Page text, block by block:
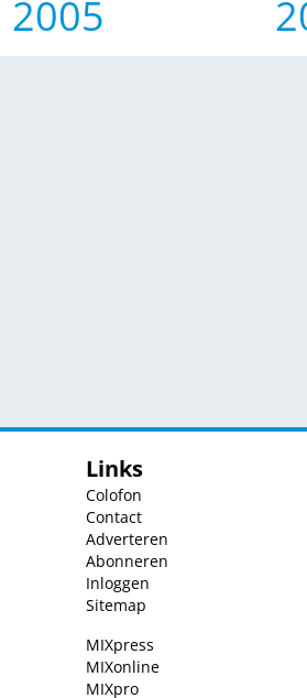
2005
Links
Colofon
Contact
Adverteren
Abonneren
Inloggen
Sitemap
MIXpress
MIXonline
MIXpro